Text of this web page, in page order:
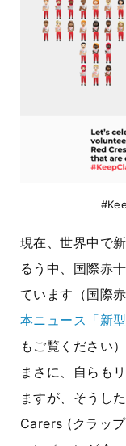
現在、世界中で
るう中、国際赤
ています（国際
本ニュース「新
もご覧ください
まさに、自らも
ますが、そうし
Carers (クラッ